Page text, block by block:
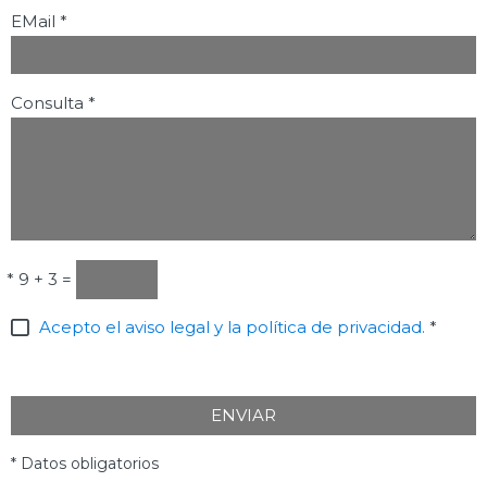
EMail *
Consulta *
* 9 + 3 =
Acepto el aviso legal y la política de privacidad. *
ENVIAR
* Datos obligatorios